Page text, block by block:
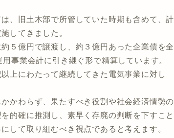
、旧土木部で所管していた時期も含めて、計
してきました。
５億円で譲渡し、約３億円あった企業債を全
事業会計に引き継ぐ形で精算しています。
上にわたって継続してきた電気事業に対し
かわらず、果たすべき役割や社会経済情勢の
的確に推測し、素早く存廃の判断を下すこと
して取り組むべき視点であると考えます。